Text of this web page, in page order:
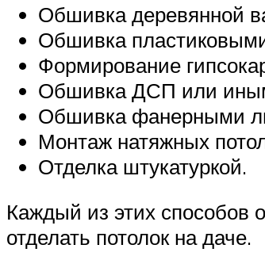
Обшивка деревянной
Обшивка
Формирование
Обшивка ДСП или
Обшивка фанерными
Монтаж натяжных
Отделка штукатуркой.
Каждый из этих способов
отделать потолок на даче.